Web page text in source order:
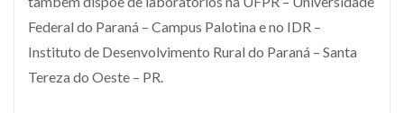
Federal do Paraná – Campus Palotina e no IDR –
Instituto de Desenvolvimento Rural do Paraná – Santa
Tereza do Oeste – PR.